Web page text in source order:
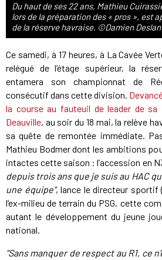
Du haut de ses 22 ans, Mathieu
lors de la préparation des « pros », est
de la réserve havraise. ©Damien
Ce samedi, à 17 heures, à La Cavée
relégué de l’étage supérieur, la
entamera son championnat de
consécutif dans cette division.
la course au fauteuil de leader de sa
Deauville, au soir du 18 mai, la relève
sa quête de remontée immédiate.
Mathieu Bodmer dont les ambitions
intactes cette saison : l’accession en
depuis trois ans que je suis au HAC
une équipe", lance le directeur sportif
l’ex-milieu de terrain du PSG, cette
autant le développement du jeune
national.
"Sans manquer de respect au R1, ce